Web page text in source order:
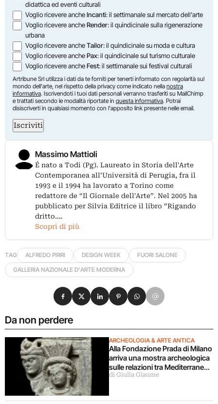
didattica ed eventi culturali
Voglio ricevere ancheIncanti: il settimanale sul mercato dell'arte
Voglio ricevere ancheRender: il quindicinale sulla rigenerazione
urbana
Voglio ricevere ancheTailor: il quindicinale su moda e cultura
Voglio ricevere anchePax: il quindicinale sul turismo culturale
Voglio ricevere ancheFest: il settimanale sui festival culturali
Artribune Srl utilizza i dati da te forniti per tenerti informato con regolarità sul
mondo dell'arte, nel rispetto della privacy come indicato nella nostra
informativa. Iscrivendoti i tuoi dati personali verranno trasferiti su MailChimp
e trattati secondo le modalità riportate in questa informativa. Potrai
disiscriverti in qualsiasi momento con l'apposito link presente nelle email.
Iscriviti
Massimo Mattioli
É nato a Todi (Pg). Laureato in Storia dell'Arte
Contemporanea all’Università di Perugia, fra il
1993 e il 1994 ha lavorato a Torino come
redattore de “Il Giornale dell'Arte”. Nel 2005 ha
pubblicato per Silvia Editrice il libro “Rigando
dritto.…
Scopri di più
TAG ALFREDO PIRRI DESIGN WEEK
FUORI SALONE
GALLERIA NAZIONALE D'ARTE MODERNA
Da non perdere
ARCHEOLOGIA & ARTE ANTICA
Alla Fondazione Prada di Milano
arriva una mostra archeologica
sulle relazioni tra Mediterraneo
e Asia
di Giulia Giaume
Condividi su Facebook
Condividi su X
Condividi su LinkedIn
Condividi su Pinterest
Condividi su WhatsApp
Condividi su Email